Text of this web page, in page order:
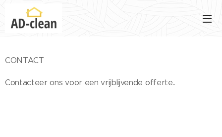
CONTACT
Contacteer ons voor een vrijblijvende offerte..